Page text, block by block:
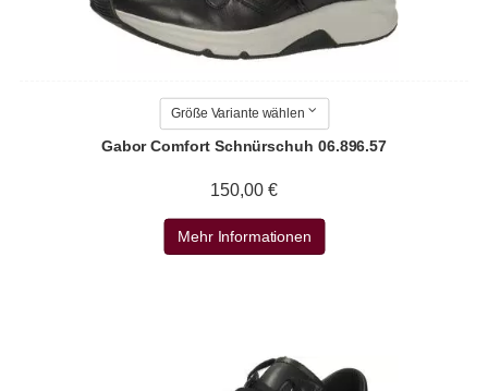
Größe Variante wählen
Gabor Comfort Schnürschuh 06.896.57
150,00 €
Mehr Informationen